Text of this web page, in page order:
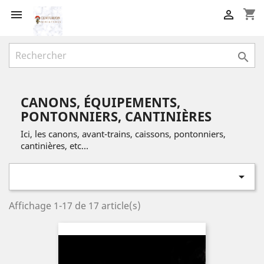
 shopping_cart


CANONS, ÉQUIPEMENTS,
PONTONNIERS, CANTINIÈRES
Ici, les canons, avant-trains, caissons, pontonniers,
cantinières, etc...

Affichage 1-17 de 17 article(s)